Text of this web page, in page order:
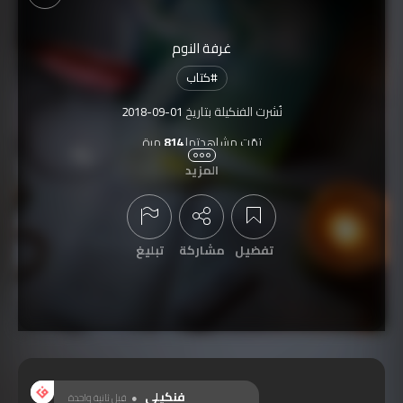
غرفة النوم
#كتاب
نُشرت الفنكيلة بتاريخ 2018-09-01
تمّت مشاهدتها814 مرة
المزيد
تفضيل مشاركة تبليغ
فنكيلي قبل ثانية واحدة